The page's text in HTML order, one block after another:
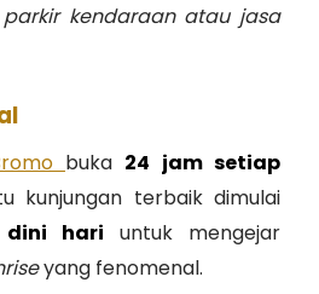
kendaraan atau jasa
buka 24 jam setiap
kunjungan terbaik dimulai
dini hari untuk mengejar
yang fenomenal.